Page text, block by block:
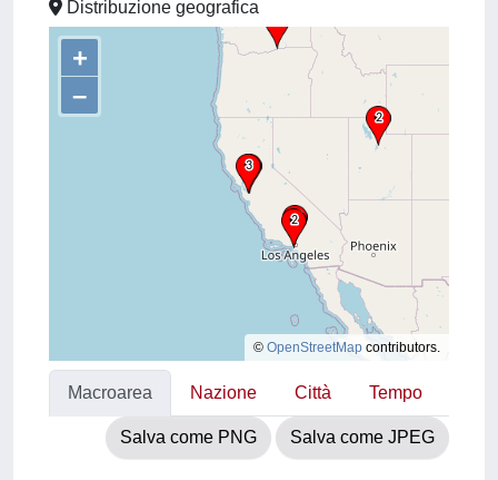
Distribuzione geografica
+
–
© OpenStreetMap contributors.
Macroarea Nazione Città Tempo
Salva come PNG Salva come JPEG